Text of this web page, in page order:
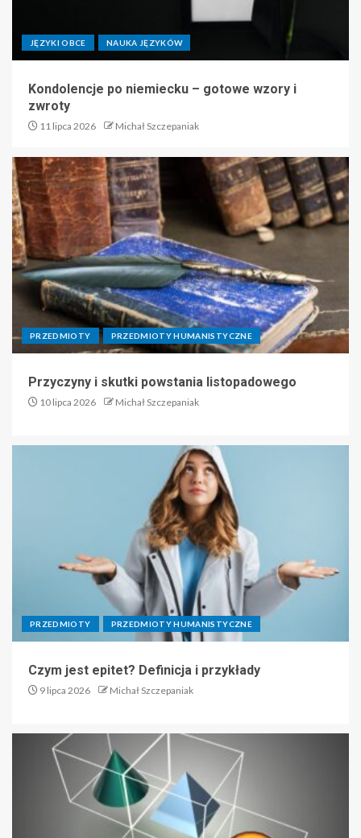
JĘZYKI OBCE NAUKA JĘZYKÓW
Kondolencje po niemiecku – gotowe wzory i
zwroty
11 lipca 2026 Michał Szczepaniak
PRZEDMIOTY PRZEDMIOTY HUMANISTYCZNE
Przyczyny i skutki powstania listopadowego
10 lipca 2026 Michał Szczepaniak
PRZEDMIOTY PRZEDMIOTY HUMANISTYCZNE
Czym jest epitet? Definicja i przykłady
9 lipca 2026 Michał Szczepaniak